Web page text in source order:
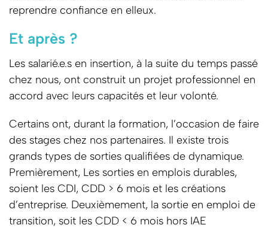
reprendre confiance en elleux.
Et après ?
Les salarié.e.s en insertion, à la suite du temps passé
chez nous, ont construit un projet professionnel en
accord avec leurs capacités et leur volonté.
Certains ont, durant la formation, l’occasion de faire
des stages chez nos partenaires. Il existe trois
grands types de sorties qualifiées de dynamique.
Premièrement, Les sorties en emplois durables,
soient les CDI, CDD > 6 mois et les créations
d’entreprise. Deuxièmement, la sortie en emploi de
transition, soit les CDD < 6 mois hors IAE